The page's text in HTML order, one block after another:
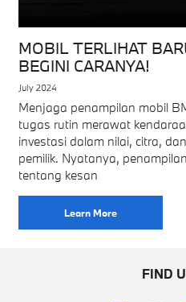
MOBIL TERLIHAT
BEGINI CARANYA!
July 2024
Menjaga penampilan mobil
tugas rutin merawat
investasi dalam nilai, citra,
pemilik. Nyatanya,
tentang kesan
Learn More
FIND